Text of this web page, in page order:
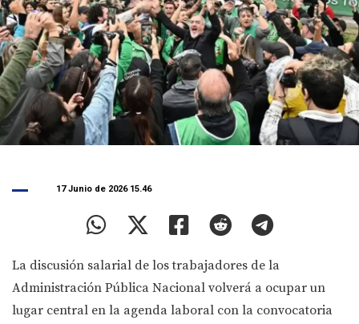
17 Junio de 2026 15.46
La discusión salarial de los trabajadores de la
Administración Pública Nacional volverá a ocupar un
lugar central en la agenda laboral con la convocatoria